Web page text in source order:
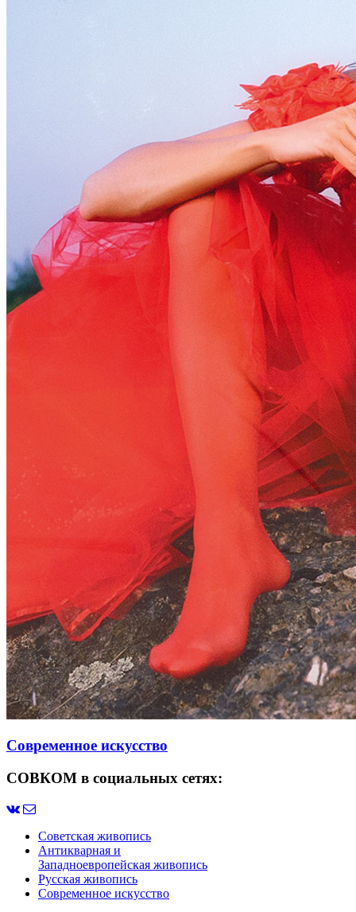
Современное искусство
СОВКОМ в социальных сетях:
Советская живопись
Антикварная и
Западноевропейская живопись
Русская живопись
Современное искусство